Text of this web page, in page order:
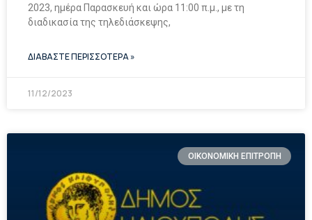
2023, ημέρα Παρασκευή και ώρα 11:00 π.μ., με τη
διαδικασία της τηλεδιάσκεψης,
ΔΙΑΒΑΣΤΕ ΠΕΡΙΣΣΟΤΕΡΑ »
11/12/2023
ΟΙΚΟΝΟΜΙΚΗ ΕΠΙΤΡΟΠΗ